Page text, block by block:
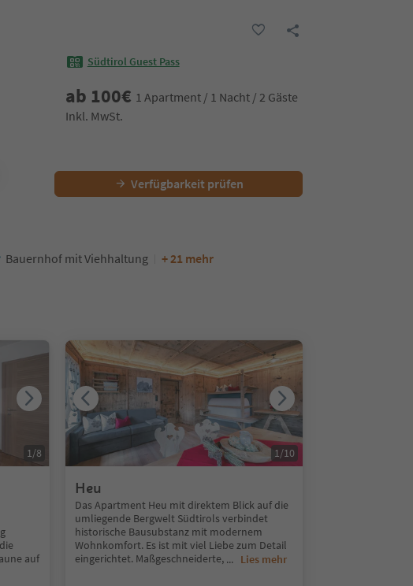
Südtirol Guest Pass
ab 100€ 1 Apartment / 1 Nacht / 2 Gäste
Inkl. MwSt.
Verfügbarkeit prüfen
Bauernhof mit Viehhaltung + 21 mehr
auf
1/8
Heu
Das Apartment Heu mit direktem Blick auf die
umliegende Bergwelt Südtirols verbindet
historische Bausubstanz mit modernem
Wohnkomfort. Es ist mit viel Liebe zum Detail
eingerichtet. Maßgeschneiderte, ... Lies mehr
1/10